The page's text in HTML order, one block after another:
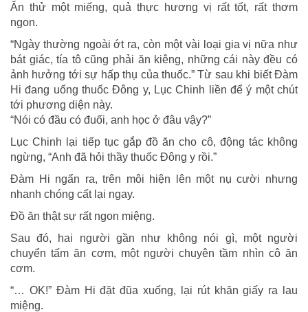
Ăn thử một miếng, quả thực hương vị rất tốt, rất thơm
ngon.
“Ngày thường ngoài ớt ra, còn một vài loại gia vị nữa như
bát giác, tía tô cũng phải ăn kiêng, những cái này đều có
ảnh hưởng tới sự hấp thụ của thuốc.” Từ sau khi biết Đàm
Hi đang uống thuốc Đông y, Lục Chinh liền để ý một chút
tới phương diện này.
“Nói có đầu có đuối, anh học ở đâu vậy?”
Lục Chinh lại tiếp tục gắp đồ ăn cho cô, động tác không
ngừng, “Anh đã hỏi thầy thuốc Đông y rồi.”
Đàm Hi ngẩn ra, trên môi hiện lên một nụ cười nhưng
nhanh chóng cất lại ngay.
Đồ ăn thật sự rất ngon miệng.
Sau đó, hai người gần như không nói gì, một người
chuyển tấm ăn cơm, một người chuyên tầm nhìn cô ăn
cơm.
“… OK!” Đàm Hi đặt đũa xuống, lại rút khăn giấy ra lau
miệng.